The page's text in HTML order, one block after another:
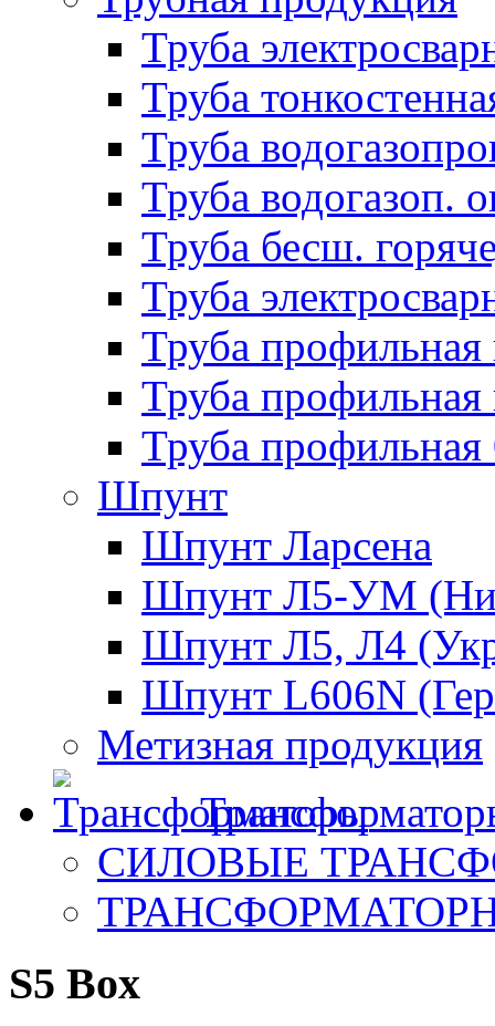
Труба
Труба
Труба
Труба водогазоп.
Труба бесш.
Труба
Труба профильная
Труба профильная
Труба
Шпунт
Шпунт Ларсена
Шпунт Л5-УМ
Шпунт Л5, Л4
Шпунт L606N
Метизная продукция
СИЛОВЫЕ
S5 Box